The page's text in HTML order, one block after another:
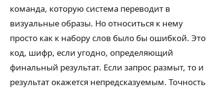
команда, которую система переводит в
визуальные образы. Но относиться к нему
просто как к набору слов было бы ошибкой. Это
код, шифр, если угодно, определяющий
финальный результат. Если запрос размыт, то и
результат окажется непредсказуемым. Точность